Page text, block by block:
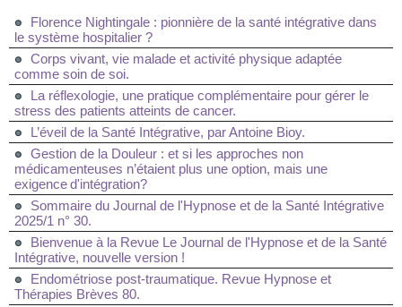
Florence Nightingale : pionnière de la santé intégrative dans
le système hospitalier ?
Corps vivant, vie malade et activité physique adaptée
comme soin de soi.
La réflexologie, une pratique complémentaire pour gérer le
stress des patients atteints de cancer.
L’éveil de la Santé Intégrative, par Antoine Bioy.
Gestion de la Douleur : et si les approches non
médicamenteuses n’étaient plus une option, mais une
exigence d'intégration?
Sommaire du Journal de l'Hypnose et de la Santé Intégrative
2025/1 n° 30.
Bienvenue à la Revue Le Journal de l'Hypnose et de la Santé
Intégrative, nouvelle version !
Endométriose post-traumatique. Revue Hypnose et
Thérapies Brèves 80.